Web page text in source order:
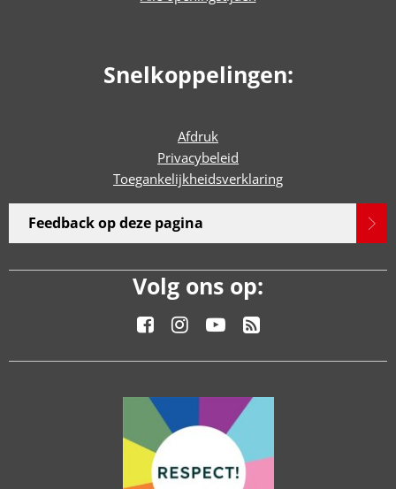
Snelkoppelingen:
Afdruk
Privacybeleid
Toegankelijkheidsverklaring
Feedback op deze pagina
Volg ons op: